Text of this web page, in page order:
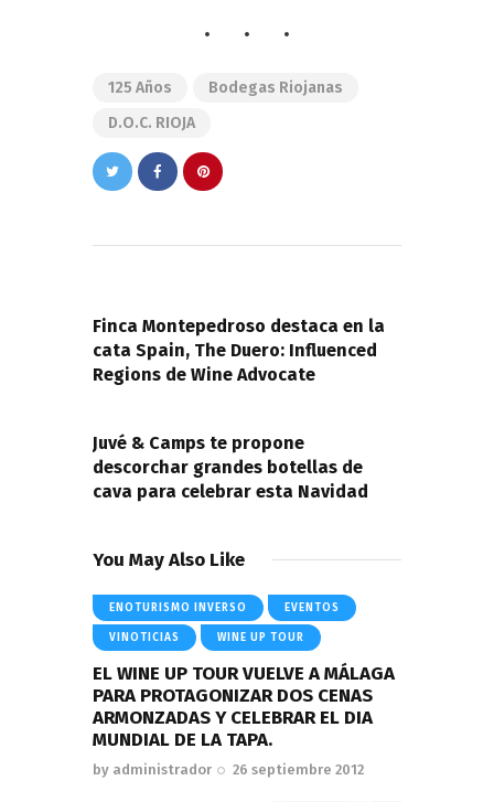
125 Años
Bodegas Riojanas
D.O.C. RIOJA
entradas
Finca Montepedroso destaca en la
cata Spain, The Duero: Influenced
Regions de Wine Advocate
Juvé & Camps te propone
descorchar grandes botellas de
cava para celebrar esta Navidad
You May Also Like
ENOTURISMO INVERSO EVENTOS
VINOTICIAS WINE UP TOUR
EL WINE UP TOUR VUELVE A MÁLAGA
PARA PROTAGONIZAR DOS CENAS
ARMONZADAS Y CELEBRAR EL DIA
MUNDIAL DE LA TAPA.
by administrador 26 septiembre 2012